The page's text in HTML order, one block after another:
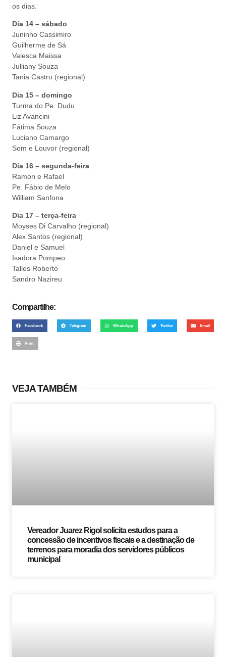
os dias.
Dia 14 – sábado
Juninho Cassimiro
Guilherme de Sá
Valesca Maissa
Julliany Souza
Tania Castro (regional)
Dia 15 – domingo
Turma do Pe. Dudu
Liz Avancini
Fátima Souza
Luciano Camargo
Som e Louvor (regional)
Dia 16 – segunda-feira
Ramon e Rafael
Pe. Fábio de Melo
William Sanfona
Dia 17 – terça-feira
Moyses Di Carvalho (regional)
Alex Santos (regional)
Daniel e Samuel
Isadora Pompeo
Talles Roberto
Sandro Nazireu
Compartilhe:
Facebook Telegram WhatsApp Twitter Email
Print
VEJA TAMBÉM
Vereador Juarez Rigol solicita estudos para a
concessão de incentivos fiscais e a destinação de
terrenos para moradia dos servidores públicos
municipal